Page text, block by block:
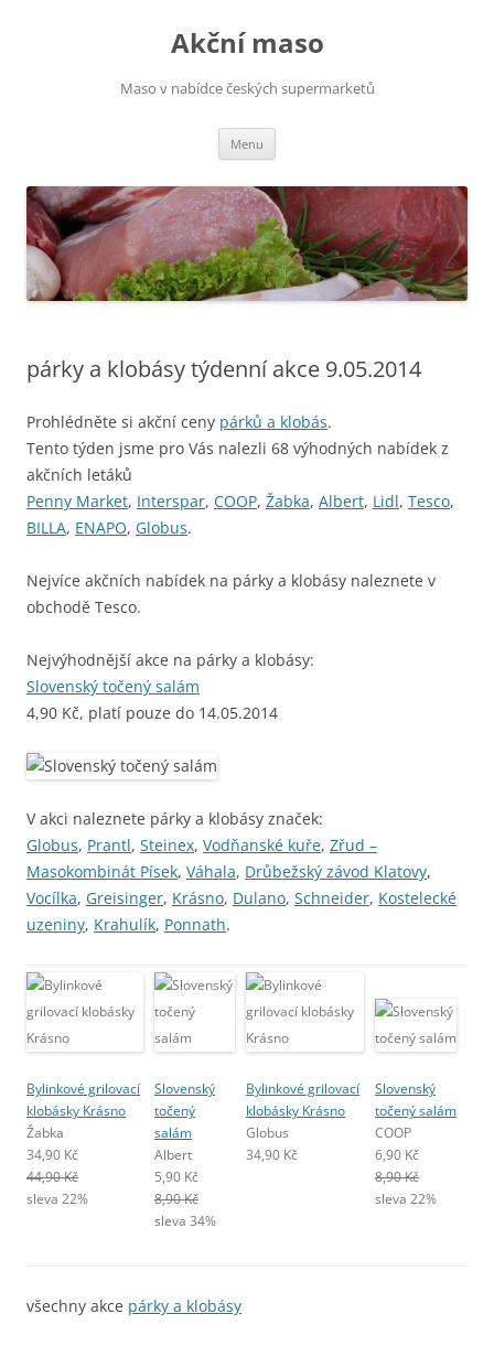
Akční maso
Maso v nabídce českých supermarketů
Menu
párky a klobásy týdenní akce 9.05.2014
Prohlédněte si akční ceny párků a klobás.
Tento týden jsme pro Vás nalezli 68 výhodných nabídek z
akčních letáků
Penny Market, Interspar, COOP, Žabka, Albert, Lidl, Tesco,
BILLA, ENAPO, Globus.
Nejvíce akčních nabídek na párky a klobásy naleznete v
obchodě Tesco.
Nejvýhodnější akce na párky a klobásy:
Slovenský točený salám
4,90 Kč, platí pouze do 14.05.2014
V akci naleznete párky a klobásy značek:
Globus, Prantl, Steinex, Vodňanské kuře, Zřud –
Masokombinát Písek, Váhala, Drůbežský závod Klatovy,
Vocílka, Greisinger, Krásno, Dulano, Schneider, Kostelecké
uzeniny, Krahulík, Ponnath.
Bylinkové grilovací
klobásky Krásno
Žabka
34,90 Kč
44,90 Kč
sleva 22%
Slovenský
točený
salám
Albert
5,90 Kč
8,90 Kč
sleva 34%
Bylinkové grilovací
klobásky Krásno
Globus
34,90 Kč
Slovenský
točený salám
COOP
6,90 Kč
8,90 Kč
sleva 22%
všechny akce párky a klobásy